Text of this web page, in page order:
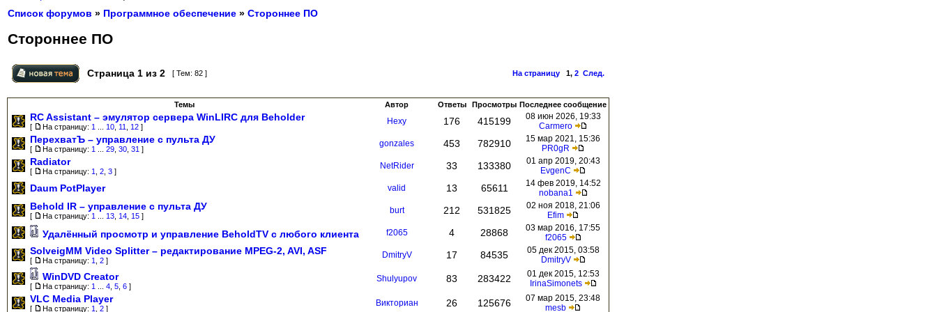
Список форумов » Программное обеспечение » Стороннее ПО
Стороннее ПО
Страница 1 из 2 [ Тем: 82 ] На страницу 1, 2 След.
Темы Автор Ответы Просмотры Последнее сообщение
RC Assistant – эмулятор сервера WinLIRC для Beholder
[ На страницу: 1 10 11 12 ]
Hexy 176 415199
08 июн 2026, 19:33
Carmero
ПерехватЪ – управление с пульта ДУ
[ На страницу: 1 29 30 31 ]
gonzales 453 782910
15 мар 2021, 15:36
РR0gR
Radiator
[ На страницу: 1 2 3 ]
NetRider 33 133380
01 апр 2019, 20:43
EvgenC
Daum PotPlayer valid 13 65611
14 фев 2019, 14:52
nobana1
Behold IR – управление с пульта ДУ
[ На страницу: 1 13 14 15 ]
burt 212 531825
02 ноя 2018, 21:06
Efim
Удалённый просмотр и управление BeholdTV с любого клиента f2065 4 28868
03 мар 2016, 17:55
f2065
SolveigMM Video Splitter – редактирование MPEG-2, AVI, ASF
[ На страницу: 1 2 ]
DmitryV 17 84535
05 дек 2015, 03:58
DmitryV
WinDVD Creator
[ На страницу: 1 4 5 6 ]
Shulyupov 83 283422
01 дек 2015, 12:53
IrinaSimonets
VLC Media Player
[ На страницу: 1 2 ]
Викториан 26 125676
07 мар 2015, 23:48
mesb